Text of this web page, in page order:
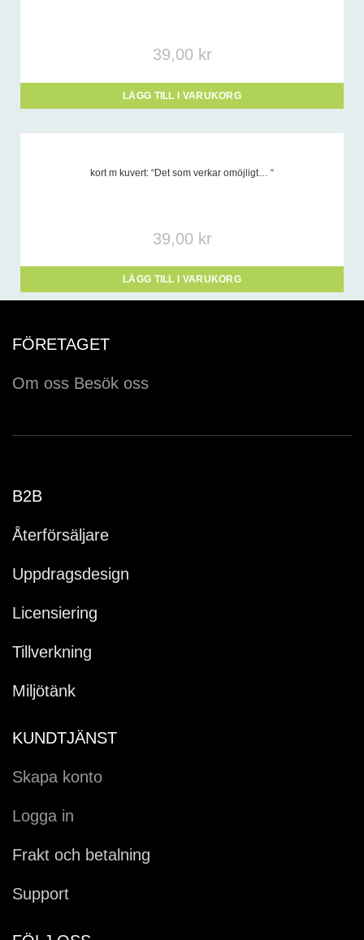
39,00 kr
LÄGG TILL I VARUKORG
kort m kuvert: “Det som verkar omöjligt… “
39,00 kr
LÄGG TILL I VARUKORG
FÖRETAGET
Om oss Besök oss
B2B
Återförsäljare
Uppdragsdesign
Licensiering
Tillverkning
Miljötänk
KUNDTJÄNST
Skapa konto
Logga in
Frakt och betalning
Support